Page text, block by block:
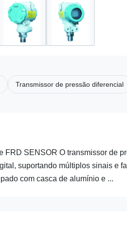
Transmissor de pressão diferencial
FRD SENSOR O transmissor de
suportando múltiplos sinais e
com casca de alumínio e ...